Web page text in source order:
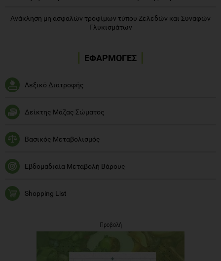
Ανάκληση μη ασφαλών τροφίμων τύπου Ζελεδών και Συναφών
Γλυκισμάτων
ΕΦΑΡΜΟΓΕΣ
Λεξικό Διατροφής
Δείκτης Μάζας Σώματος
Βασικός Μεταβολισμός
Εβδομαδιαία Μεταβολή Βάρους
Shopping List
Προβολή